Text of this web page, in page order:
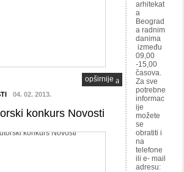
opširnije
04. 02. 2013.
konkurs Novosti
arhitekat
a
Beograd
a radnim
danima
između
09,00
-15,00
časova.
Za sve
potrebne
informac
ije
možete
se
obratiti i
na
telefone
ili e- mail
adresu: